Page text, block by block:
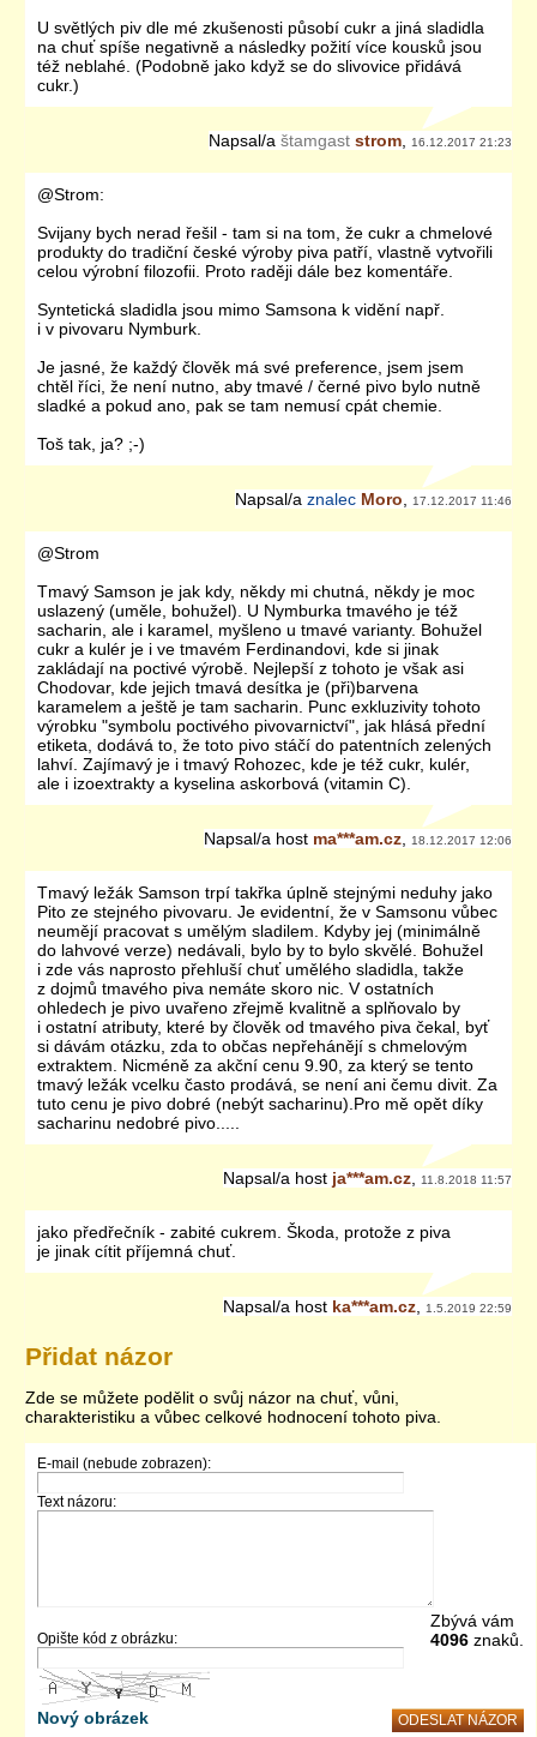
U světlých piv dle mé zkušenosti působí cukr a jiná sladidla
na chuť spíše negativně a následky požití více kousků jsou
též neblahé. (Podobně jako když se do slivovice přidává
cukr.)
Napsal/a štamgast strom 16.12.2017 21:23
@Strom:
Svijany bych nerad řešil - tam si na tom, že cukr a chmelové
produkty do tradiční české výroby piva patří, vlastně vytvořili
celou výrobní filozofii. Proto raději dále bez komentáře.
Syntetická sladidla jsou mimo Samsona k vidění např.
i v pivovaru Nymburk.
Je jasné, že každý člověk má své preference, jsem jsem
chtěl říci, že není nutno, aby tmavé / černé pivo bylo nutně
sladké a pokud ano, pak se tam nemusí cpát chemie.
Toš tak, ja? ;-)
Napsal/a znalec Moro 17.12.2017 11:46
@Strom
Tmavý Samson je jak kdy, někdy mi chutná, někdy je moc
uslazený (uměle, bohužel). U Nymburka tmavého je též
sacharin, ale i karamel, myšleno u tmavé varianty. Bohužel
cukr a kulér je i ve tmavém Ferdinandovi, kde si jinak
zakládají na poctivé výrobě. Nejlepší z tohoto je však asi
Chodovar, kde jejich tmavá desítka je (při)barvena
karamelem a ještě je tam sacharin. Punc exkluzivity tohoto
výrobku "symbolu poctivého pivovarnictví", jak hlásá přední
etiketa, dodává to, že toto pivo stáčí do patentních zelených
lahví. Zajímavý je i tmavý Rohozec, kde je též cukr, kulér,
ale i izoextrakty a kyselina askorbová (vitamin C).
Napsal/a host ma***am.cz 18.12.2017 12:06
Tmavý ležák Samson trpí takřka úplně stejnými neduhy jako
Pito ze stejného pivovaru. Je evidentní, že v Samsonu vůbec
neumějí pracovat s umělým sladilem. Kdyby jej (minimálně
do lahvové verze) nedávali, bylo by to bylo skvělé. Bohužel
i zde vás naprosto přehluší chuť umělého sladidla, takže
z dojmů tmavého piva nemáte skoro nic. V ostatních
ohledech je pivo uvařeno zřejmě kvalitně a splňovalo by
i ostatní atributy, které by člověk od tmavého piva čekal, byť
si dávám otázku, zda to občas nepřehánějí s chmelovým
extraktem. Nicméně za akční cenu 9.90, za který se tento
tmavý ležák vcelku často prodává, se není ani čemu divit. Za
tuto cenu je pivo dobré (nebýt sacharinu).Pro mě opět díky
sacharinu nedobré pivo.....
Napsal/a host ja***am.cz 11.8.2018 11:57
jako předřečník - zabité cukrem. Škoda, protože z piva
je jinak cítit příjemná chuť.
Napsal/a host ka***am.cz 1.5.2019 22:59
Přidat názor
Zde se můžete podělit o svůj názor na chuť, vůni,
charakteristiku a vůbec celkové hodnocení tohoto piva.
E-mail (nebude zobrazen):
Text názoru:
Zbývá vám
4096 znaků.
Opište kód z obrázku:
Nový obrázek